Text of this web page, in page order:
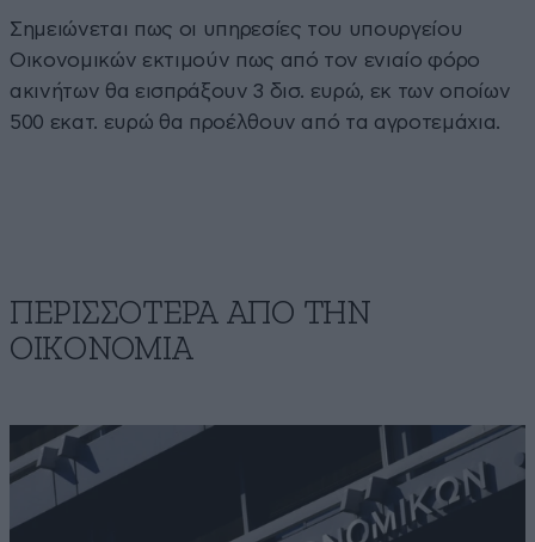
Σημειώνεται πως οι υπηρεσίες του υπουργείου
Οικονομικών εκτιμούν πως από τον ενιαίο φόρο
ακινήτων θα εισπράξουν 3 δισ. ευρώ, εκ των οποίων
500 εκατ. ευρώ θα προέλθουν από τα αγροτεμάχια.
ΠΕΡΙΣΣΟΤΕΡΑ ΑΠΟ ΤΗΝ
ΟΙΚΟΝΟΜΙΑ